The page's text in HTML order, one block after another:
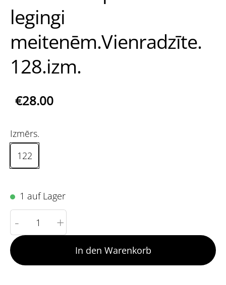
legingi
meitenēm.Vienradzīte.
128.izm.
€28.00
Izmērs.
122
1 auf Lager
- +
In den Warenkorb